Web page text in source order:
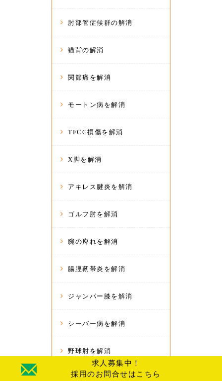
求人募集中！
採用のお問合せはこちら
肘部管症候群の解消
猫背の解消
関節痛を解消
モートン病を解消
TFCC損傷を解消
X脚を解消
アキレス腱炎を解消
ゴルフ肘を解消
腕の痺れを解消
腸脛靭帯炎を解消
ジャンパー膝を解消
シーバー病を解消
野球肘を解消
仙腸関節炎を解消